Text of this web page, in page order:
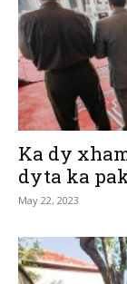
Ka dy
dyta ka pak
May 22, 2023